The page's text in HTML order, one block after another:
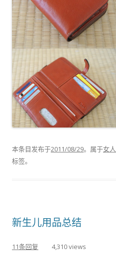
本条目发布于2011/08/29。属于女人
标签。
新生儿用品总结
11条回复 4,310 views